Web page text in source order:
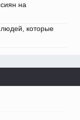
на
которые